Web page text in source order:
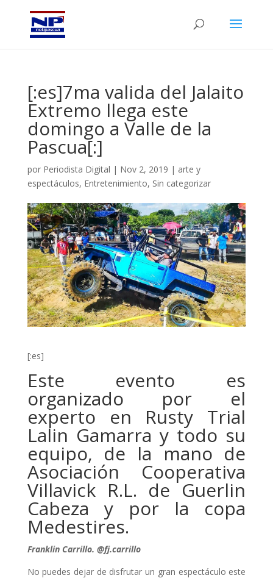
[:es]7ma valida del Jalaito
Extremo llega este
domingo a Valle de la
Pascua[:]
por Periodista Digital | Nov 2, 2019 | arte y
espectáculos, Entretenimiento, Sin categorizar
[:es]
Este evento es
organizado por el
experto en Rusty Trial
Lalin Gamarra y todo su
equipo, de la mano de
Asociación Cooperativa
Villavick R.L. de Guerlin
Cabeza y por la copa
Medestires.
Franklin Carrillo. @fj.carrillo
No puedes dejar de disfrutar un gran espectáculo este